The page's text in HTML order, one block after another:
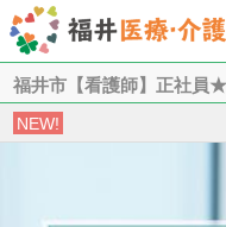
福井市【看護師】正社員
NEW!